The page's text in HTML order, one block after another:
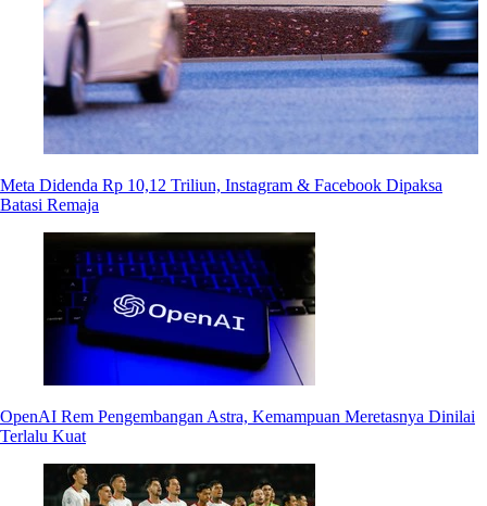
Meta Didenda Rp 10,12 Triliun, Instagram & Facebook Dipaksa
Batasi Remaja
OpenAI Rem Pengembangan Astra, Kemampuan Meretasnya Dinilai
Terlalu Kuat